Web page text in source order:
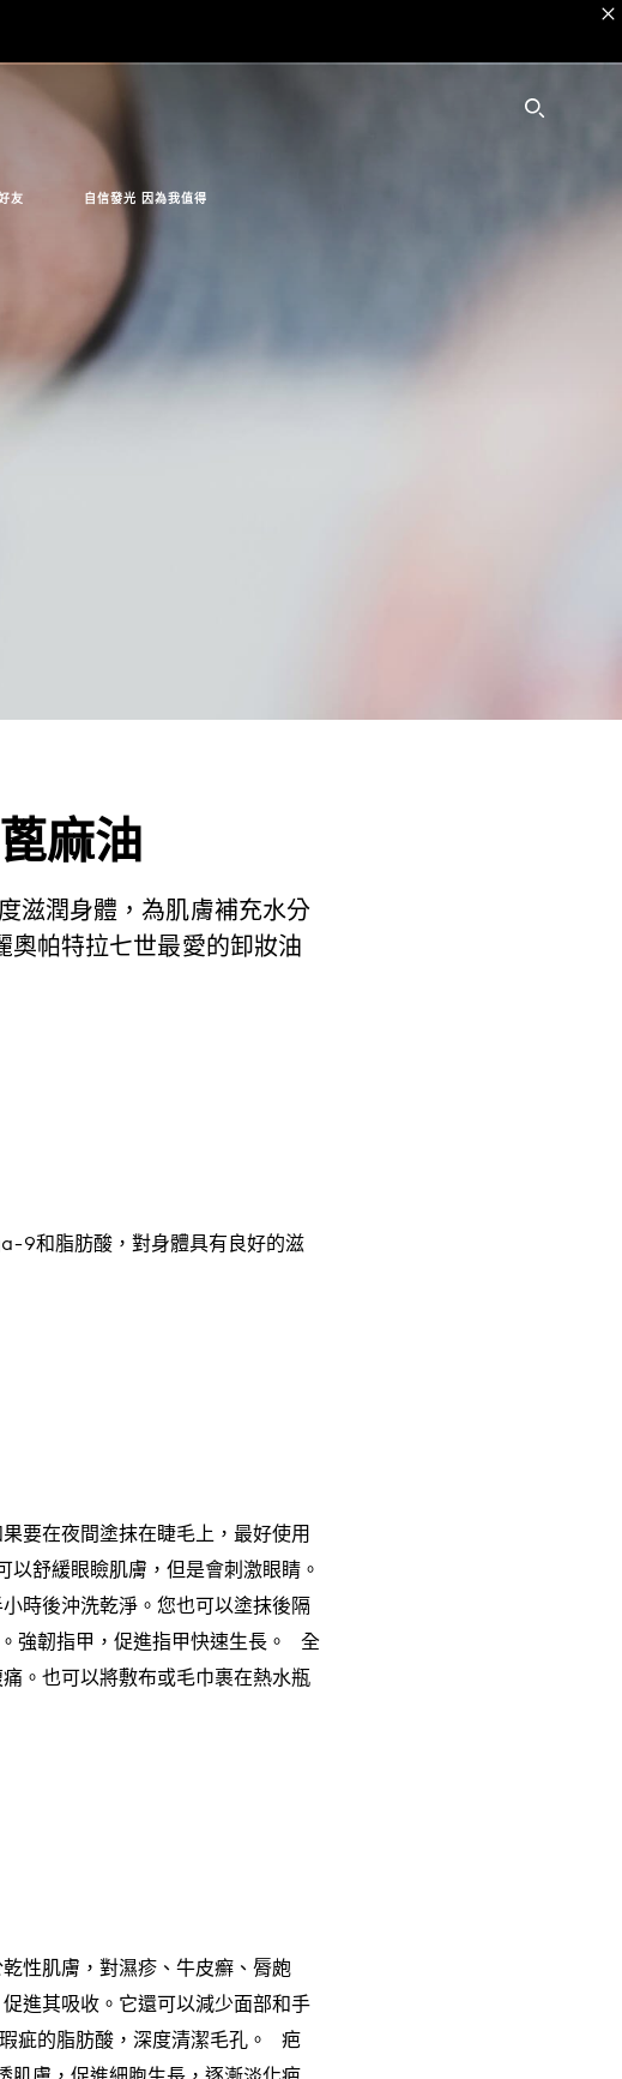
友 自信發光 因為我值得
麻油
滋潤身體，為肌膚補充水分
帕特拉七世最愛的卸妝油
9和脂肪酸，對身體具有良好的滋
要在夜間塗抹在睫毛上，最好使用
舒緩眼瞼肌膚，但是會刺激眼睛。
時後沖洗乾淨。您也可以塗抹後隔
強韌指甲，促進指甲快速生長。 全
。也可以將敷布或毛巾裹在熱水瓶
性肌膚，對濕疹、牛皮癬、脣皰
進其吸收。它還可以減少面部和手
疵的脂肪酸，深度清潔毛孔。 疤